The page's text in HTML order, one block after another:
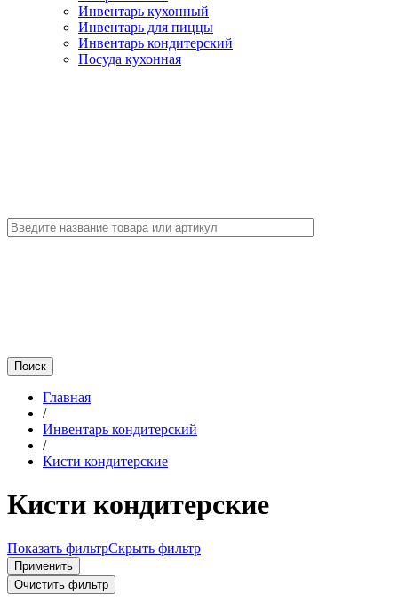
Инвентарь кухонный
Инвентарь для пиццы
Инвентарь кондитерский
Посуда кухонная
Главная
/
Инвентарь кондитерский
/
Кисти кондитерские
Кисти кондитерские
Показать фильтрСкрыть фильтр
Применить
Очистить фильтр